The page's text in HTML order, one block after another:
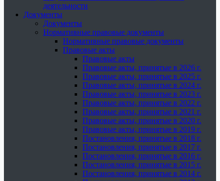
деятельности
Документы
Документы
Нормативные правовые документы
Нормативные правовые документы
Правовые акты
Правовые акты
Правовые акты, принятые в 2026 г.
Правовые акты, принятые в 2025 г.
Правовые акты, принятые в 2024 г.
Правовые акты, принятые в 2023 г.
Правовые акты, принятые в 2022 г.
Правовые акты, принятые в 2021 г.
Правовые акты, принятые в 2020 г.
Правовые акты, принятые в 2019 г.
Постановления, принятые в 2018 г.
Постановления, принятые в 2017 г.
Постановления, принятые в 2016 г.
Постановления, принятые в 2015 г.
Постановления, принятые в 2014 г.